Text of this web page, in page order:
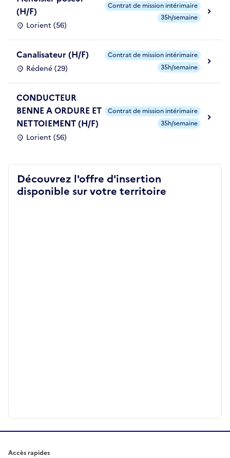
(H/F)
Lorient (56)
Contrat de mission intérimaire
35h/semaine
Canalisateur (H/F)
Rédené (29)
Contrat de mission intérimaire
35h/semaine
CONDUCTEUR
BENNE A ORDURE ET
NETTOIEMENT (H/F)
Lorient (56)
Contrat de mission intérimaire
35h/semaine
Découvrez l'offre d'insertion
disponible sur votre territoire
Accès rapides